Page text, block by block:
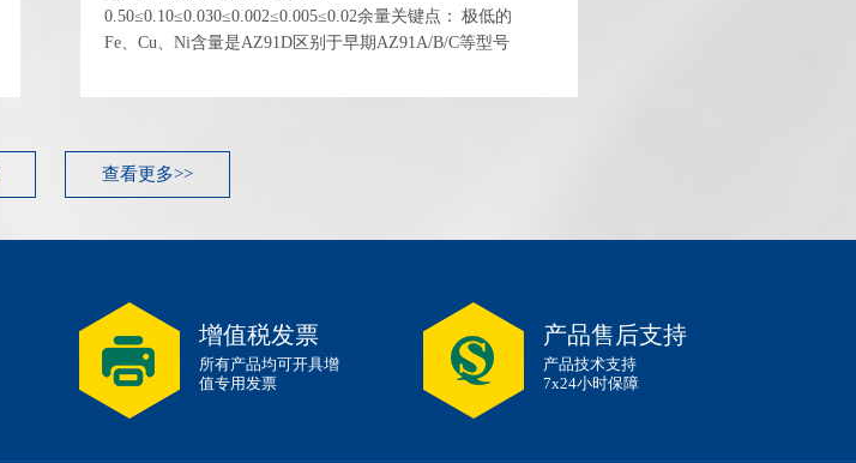
0.50≤0.10≤0.030≤0.002≤0.005≤0.02余量关键点： 极低的
Fe、Cu、Ni含量是AZ91D区别于早期AZ91A/B/C等型号
学性能 (锻造态，典型...
查看更多>>
增值税发票
所有产品均可开具增
值专用发票
产品售后支持
产品技术支持
7x24小时保障